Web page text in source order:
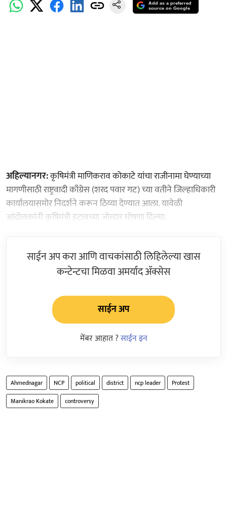
Add as a preferred
source on Google
अहिल्यानगर:कृषिमंत्री माणिकराव कोकाटे यांचा राजीनामा घेण्याच्या
मागणीसाठी राष्ट्रवादी काँग्रेस (शरद पवार गट) च्या वतीने जिल्हाधिकारी
कार्यालयासमोर निदर्शने करून ठिय्या देण्यात आला. यावेळी
आंदोलकांनी कृषिमंत्री हटावच्या जोरदार घोषणा दिल्या.
साईन अप करा आणि वाचकांसाठी लिहिलेल्या खास
कन्टेन्टचा मिळवा अमर्याद ॲक्सेस
साईन अप
मेंबर आहात ?साईन इन
Ahmednagar NCP political district ncp leader
Protest
Manikrao Kokate
controversy